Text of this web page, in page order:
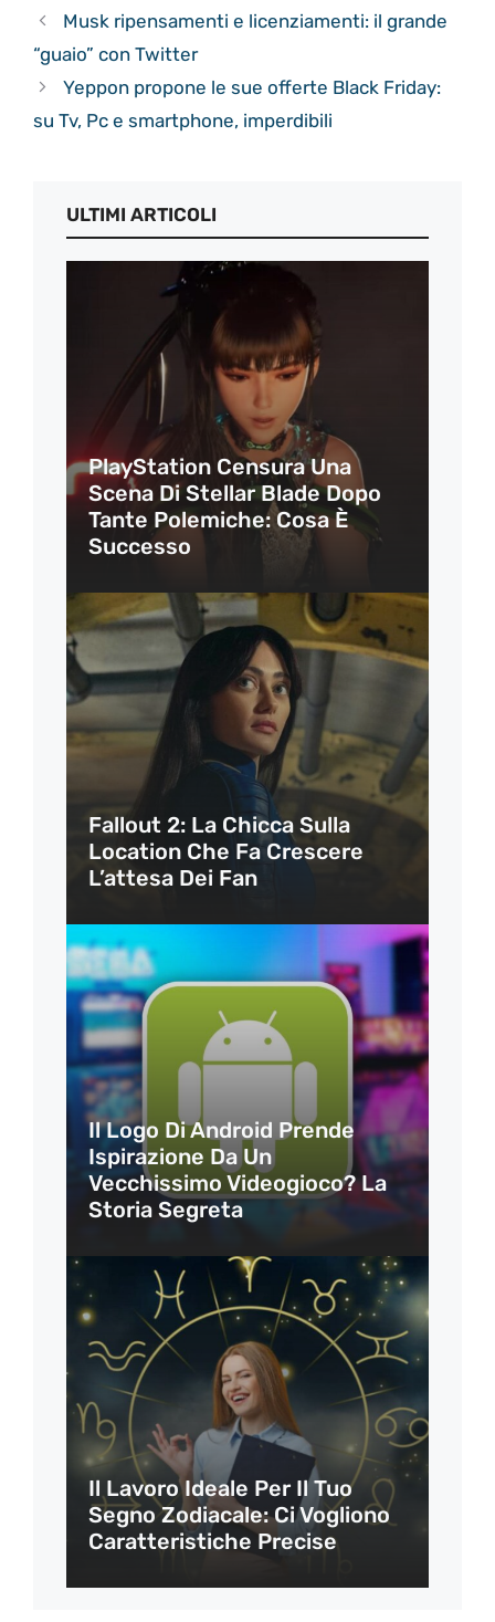
Musk ripensamenti e licenziamenti: il grande
“guaio” con Twitter
Yeppon propone le sue offerte Black Friday:
su Tv, Pc e smartphone, imperdibili
ULTIMI ARTICOLI
PlayStation Censura Una
Scena Di Stellar Blade Dopo
Tante Polemiche: Cosa È
Successo
Fallout 2: La Chicca Sulla
Location Che Fa Crescere
L’attesa Dei Fan
Il Logo Di Android Prende
Ispirazione Da Un
Vecchissimo Videogioco? La
Storia Segreta
Il Lavoro Ideale Per Il Tuo
Segno Zodiacale: Ci Vogliono
Caratteristiche Precise